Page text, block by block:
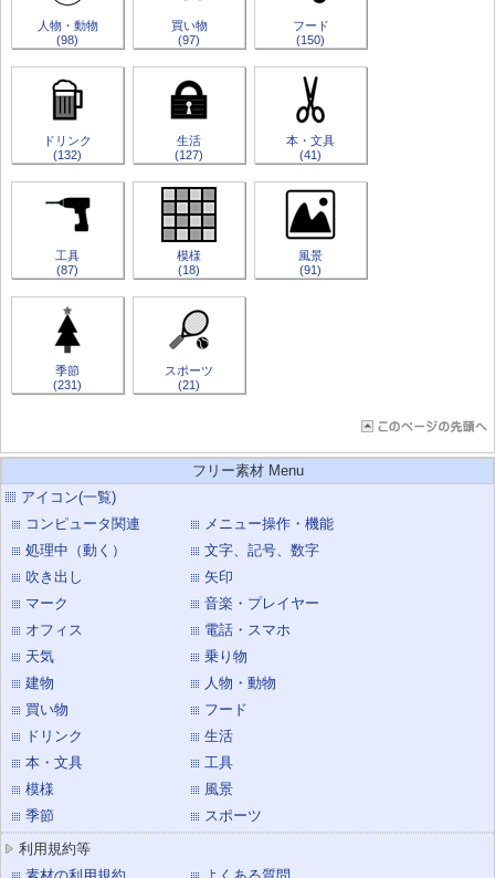
人物・動物
(98)
買い物
(97)
フード
(150)
ドリンク
(132)
生活
(127)
本・文具
(41)
工具
(87)
模様
(18)
風景
(91)
季節
(231)
スポーツ
(21)
フリー素材 Menu
アイコン(一覧)
コンピュータ関連
メニュー操作・機能
処理中（動く）
文字、記号、数字
吹き出し
矢印
マーク
音楽・プレイヤー
オフィス
電話・スマホ
天気
乗り物
建物
人物・動物
買い物
フード
ドリンク
生活
本・文具
工具
模様
風景
季節
スポーツ
利用規約等